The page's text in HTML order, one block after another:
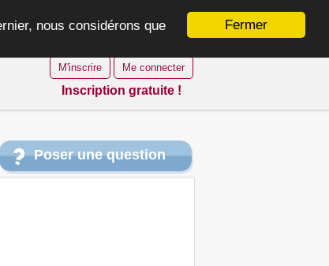
Fermer
nous considérons que
M'inscrire Me connecter
Inscription gratuite !
Poser une question